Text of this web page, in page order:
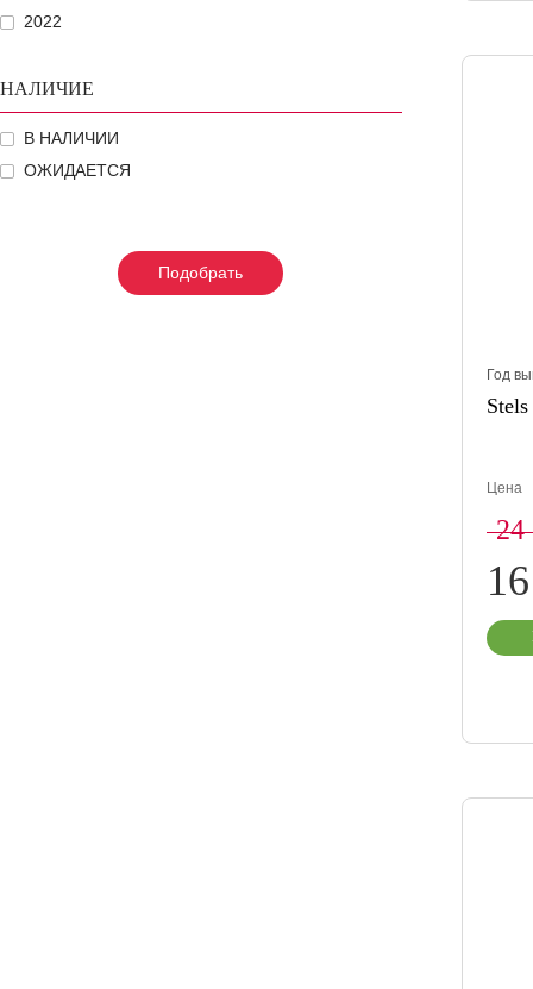
2022
НАЛИЧИЕ
В НАЛИЧИИ
ОЖИДАЕТСЯ
Подобрать
Подобрать
Подобрать
Год
Цена